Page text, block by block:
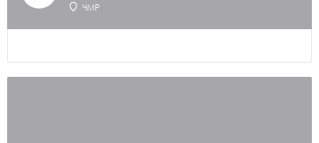
ЧМР